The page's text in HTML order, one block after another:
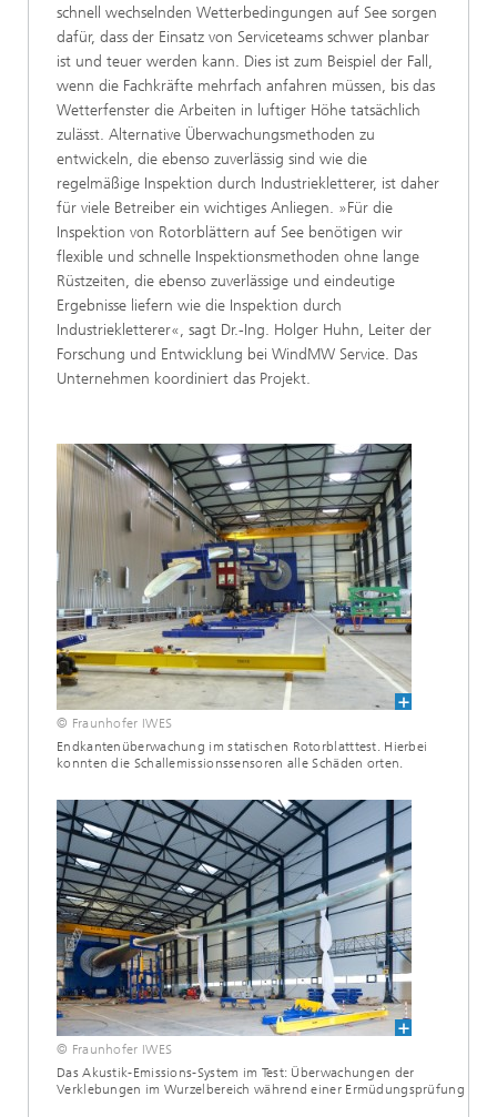
schnell wechselnden Wetterbedingungen auf See sorgen
dafür, dass der Einsatz von Serviceteams schwer planbar
ist und teuer werden kann. Dies ist zum Beispiel der Fall,
wenn die Fachkräfte mehrfach anfahren müssen, bis das
Wetterfenster die Arbeiten in luftiger Höhe tatsächlich
zulässt. Alternative Überwachungsmethoden zu
entwickeln, die ebenso zuverlässig sind wie die
regelmäßige Inspektion durch Industriekletterer, ist daher
für viele Betreiber ein wichtiges Anliegen. »Für die
Inspektion von Rotorblättern auf See benötigen wir
flexible und schnelle Inspektionsmethoden ohne lange
Rüstzeiten, die ebenso zuverlässige und eindeutige
Ergebnisse liefern wie die Inspektion durch
Industriekletterer«, sagt Dr.-Ing. Holger Huhn, Leiter der
Forschung und Entwicklung bei WindMW Service. Das
Unternehmen koordiniert das Projekt.
© Fraunhofer IWES
Endkantenüberwachung im statischen Rotorblatttest. Hierbei
konnten die Schallemissionssensoren alle Schäden orten.
© Fraunhofer IWES
Das Akustik-Emissions-System im Test: Überwachungen der
Verklebungen im Wurzelbereich während einer Ermüdungsprüfung